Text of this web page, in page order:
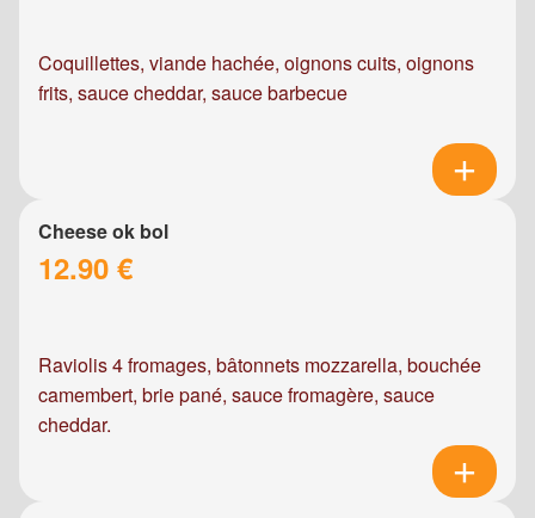
Coquillettes, viande hachée, oignons cuits, oignons
frits, sauce cheddar, sauce barbecue
Cheese ok bol
12.90 €
Raviolis 4 fromages, bâtonnets mozzarella, bouchée
camembert, brie pané, sauce fromagère, sauce
cheddar.